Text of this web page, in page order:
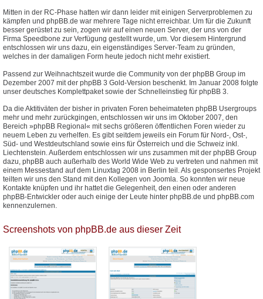
Mitten in der RC-Phase hatten wir dann leider mit einigen Serverproblemen zu
kämpfen und phpBB.de war mehrere Tage nicht erreichbar. Um für die Zukunft
besser gerüstet zu sein, zogen wir auf einen neuen Server, der uns von der
Firma Speedbone zur Verfügung gestellt wurde, um. Vor diesem Hintergrund
entschlossen wir uns dazu, ein eigenständiges Server-Team zu gründen,
welches in der damaligen Form heute jedoch nicht mehr existiert.
Passend zur Weihnachtszeit wurde die Community von der phpBB Group im
Dezember 2007 mit der phpBB 3 Gold-Version beschenkt. Im Januar 2008 folgte
unser deutsches Komplettpaket sowie der Schnelleinstieg für phpBB 3.
Da die Aktitiväten der bisher in privaten Foren beheimateten phpBB Usergroups
mehr und mehr zurückgingen, entschlossen wir uns im Oktober 2007, den
Bereich »phpBB Regional« mit sechs größeren öffentlichen Foren wieder zu
neuem Leben zu verhelfen. Es gibt seitdem jeweils ein Forum für Nord-, Ost-,
Süd- und Westdeutschland sowie eins für Österreich und die Schweiz inkl.
Liechtenstein. Außerdem entschlossen wir uns zusammen mit der phpBB Group
dazu, phpBB auch außerhalb des World Wide Web zu vertreten und nahmen mit
einem Messestand auf dem Linuxtag 2008 in Berlin teil. Als gesponsertes Projekt
teilten wir uns den Stand mit den Kollegen von Joomla. So konnten wir neue
Kontakte knüpfen und ihr hattet die Gelegenheit, den einen oder anderen
phpBB-Entwickler oder auch einige der Leute hinter phpBB.de und phpBB.com
kennenzulernen.
Screenshots von phpBB.de aus dieser Zeit